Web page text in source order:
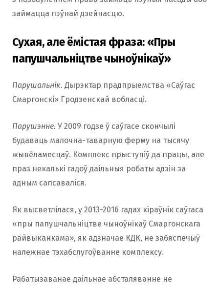
займацца пэўнай дзейнасцю.
Сухая, але ёмістая фраза: «Пры
папушчальніцтве чыноўнікаў»
Парушальнік. Дырэктар прадпрыемства «Саўгас
Смаргонскі» Гродзенскай вобласці.
Парушэнне. У 2009 годзе ў саўгасе скончылі
будаваць малочна-таварную ферму на тысячу
жывёламесцаў. Комплекс прыступіў да працы, але
праз некалькі гадоў даільныя робаты адзін за
адным сапсаваліся.
Як высветлілася, у 2013-2016 гадах кіраўнік саўгаса
«пры папушчальніцтве чыноўнікаў Смаргонскага
райвыканкама», як адзначае КДК, не забяспечыў
належнае тэхабслугоўванне комплексу.
Рабатызаванае даільнае абсталяванне не